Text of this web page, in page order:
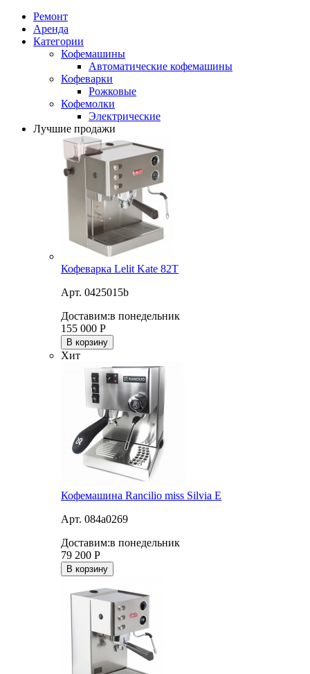
Ремонт
Аренда
Категории
Кофемашины
Автоматические кофемашины
Кофеварки
Рожковые
Кофемолки
Электрические
Лучшие продажи
Кофеварка Lelit Kate 82T
Арт. 0425015b
Доставим:в понедельник
155 000 Р
В корзину
Хит
Кофемашина Rancilio miss Silvia E
Арт. 084a0269
Доставим:в понедельник
79 200 Р
В корзину